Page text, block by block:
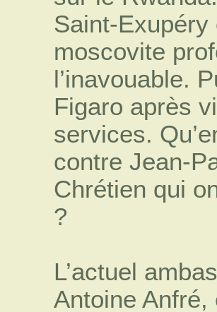
Saint-
moscovite
l’inavouable.
Figaro après
services.
contre Jean-
Chrétien qui
?
L’actuel
Antoine Anfré,